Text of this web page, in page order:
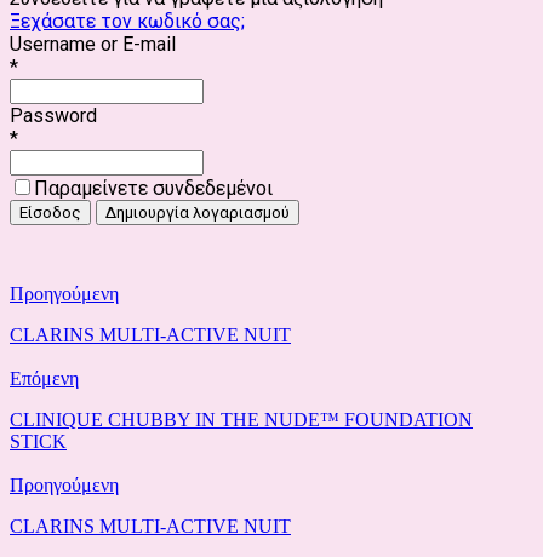
Ξεχάσατε τον κωδικό σας;
Username or E-mail
*
Password
*
Παραμείνετε συνδεδεμένοι
Προηγούμενη
CLARINS MULTI-ACTIVE NUIT
Επόμενη
CLINIQUE CHUBBY IN THE NUDE™ FOUNDATION
STICK
Προηγούμενη
CLARINS MULTI-ACTIVE NUIT